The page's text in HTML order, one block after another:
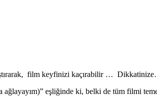
film keyfinizi kaçırabilir …
eşliğinde ki, belki de tüm filmi